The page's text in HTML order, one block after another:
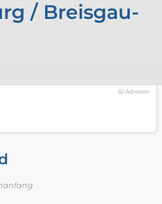
62 Adressen
/ Breisgau-